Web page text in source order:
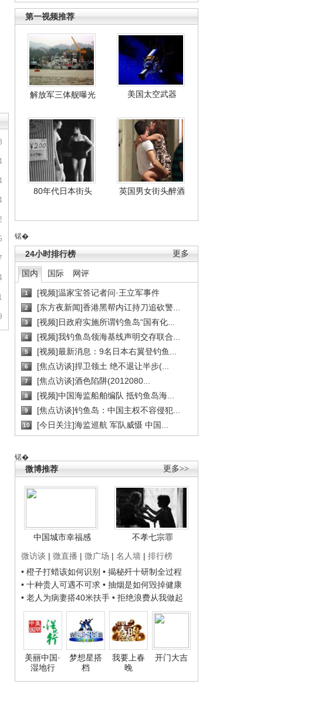
第一视频推荐
解放军三体舰曝光 美国太空武器
80年代日本街头 英国男女街头醉酒
锘�
更多
24小时排行榜
国内 国际 网评
1 [视频]温家宝答记者问·王立军事件
2 [东方夜新闻]香港黑帮内讧持刀追砍警...
3 [视频]日政府实施所谓钓鱼岛“国有化...
4 [视频]我钓鱼岛领海基线声明交存联合...
5 [视频]最新消息：9名日本右翼登钓鱼...
6 [焦点访谈]捍卫领土 绝不退让半步(...
7 [焦点访谈]酒色陷阱(2012080...
8 [视频]中国海监船舶编队 抵钓鱼岛海...
9 [焦点访谈]钓鱼岛：中国主权不容侵犯...
10 [今日关注]海监巡航 军队威慑 中国...
锘�
更多>>
微博推荐
中国城市幸福感
不孝七宗罪
微访谈 | 微直播 | 微广场 | 名人墙 | 排行榜
• 橙子打蜡该如何识别 • 揭秘歼十研制全过程
• 十种贵人可遇不可求 • 抽烟是如何毁掉健康
• 老人为病妻搭40米扶手 • 拒绝浪费从我做起
美丽中国·
湿地行
梦想星搭
档
我要上春
晚
开门大吉